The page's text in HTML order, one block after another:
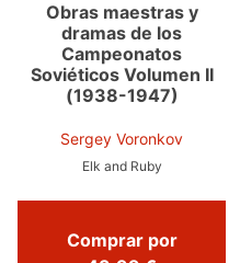
Obras maestras y
dramas de los
Campeonatos
Soviéticos Volumen II
(1938-1947)
Sergey Voronkov
Elk and Ruby
Comprar por